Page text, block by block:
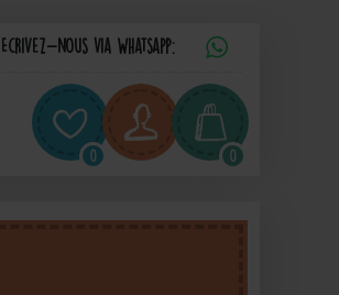
Ecrivez-nous via Whatsapp:
0 0